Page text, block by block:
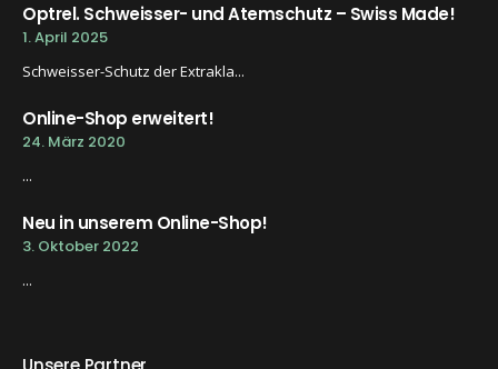
Optrel. Schweisser- und Atemschutz – Swiss Made!
1. April 2025
Schweisser-Schutz der Extrakla...
Online-Shop erweitert!
24. März 2020
...
Neu in unserem Online-Shop!
3. Oktober 2022
...